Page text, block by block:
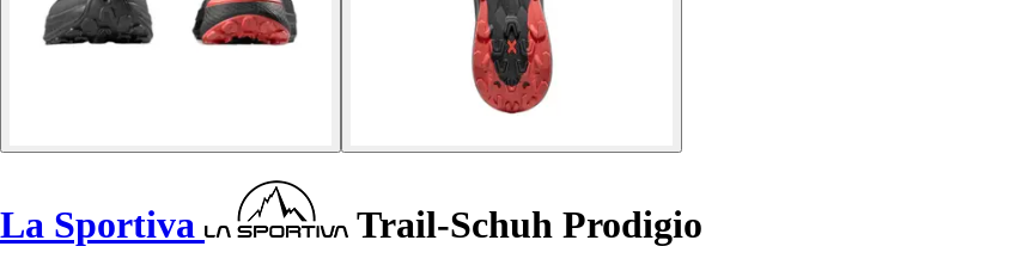
La Sportiva Trail-Schuh Prodigio